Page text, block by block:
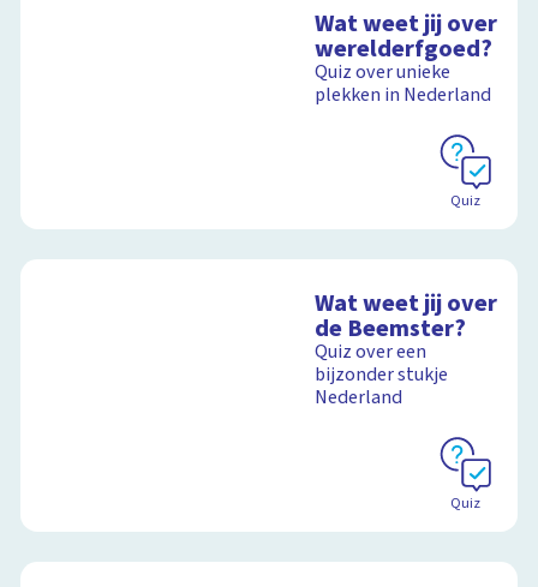
Wat weet jij over
werelderfgoed?
Quiz over unieke
plekken in Nederland
Quiz
Wat weet jij over
de Beemster?
Quiz over een
bijzonder stukje
Nederland
Quiz